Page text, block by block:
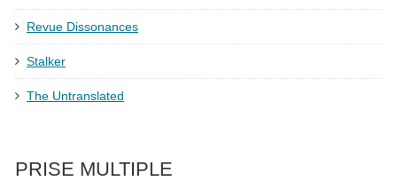
Revue Dissonances
Stalker
The Untranslated
PRISE MULTIPLE